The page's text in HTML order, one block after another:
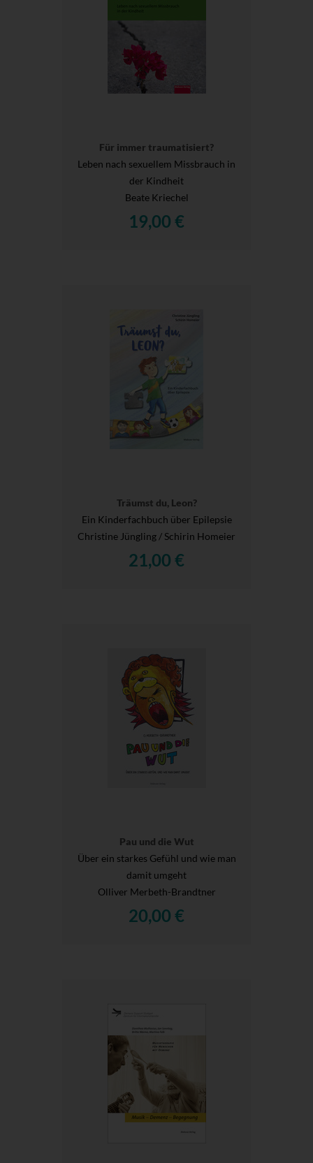
Für immer traumatisiert?
Leben nach sexuellem Missbrauch in
der Kindheit
Beate Kriechel
19,00 €
Träumst du, Leon?
Ein Kinderfachbuch über Epilepsie
Christine Jüngling / Schirin Homeier
21,00 €
Pau und die Wut
Über ein starkes Gefühl und wie man
damit umgeht
Olliver Merbeth-Brandtner
20,00 €